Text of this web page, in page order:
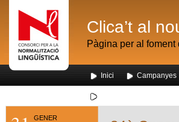
Clica’t al
Pàgina per al
Inici Campanyes
GENER